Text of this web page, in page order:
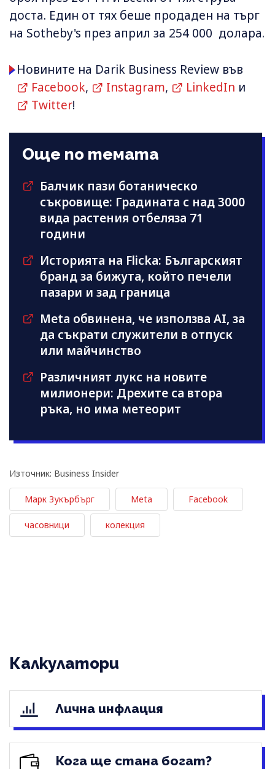
доста. Един от тях беше продаден на търг
на Sotheby's през април за 254 000 долара.
Новините на Darik Business Review във
Facebook, Instagram, LinkedIn и
Twitter!
Още по темата
Балчик пази ботаническо
съкровище: Градината с над 3000
вида растения отбеляза 71
години
Историята на Flicka: Българският
бранд за бижута, който печели
пазари и зад граница
Meta обвинена, че използва AI, за
да съкрати служители в отпуск
или майчинство
Различният лукс на новите
милионери: Дрехите са втора
ръка, но има метеорит
Източник: Business Insider
Марк Зукърбърг Meta Facebook
часовници колекция
Калкулатори
Лична инфлация
Кога ще стана богат?